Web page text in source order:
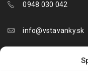
0948 030 042
info@vstavanky.sk